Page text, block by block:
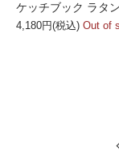
ケッチブック ラタ
4,180円(税込) Out of